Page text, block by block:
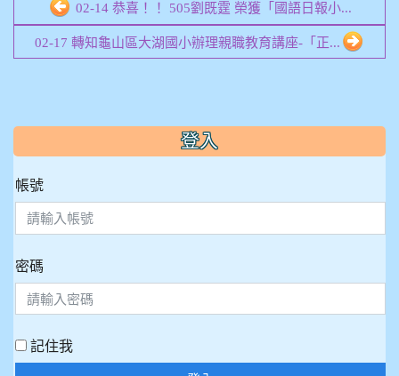
02-14 恭喜！！ 505劉既霆 榮獲「國語日報小...
02-17 轉知龜山區大湖國小辦理親職教育講座-「正...
::: 登入
帳號
密碼
記住我